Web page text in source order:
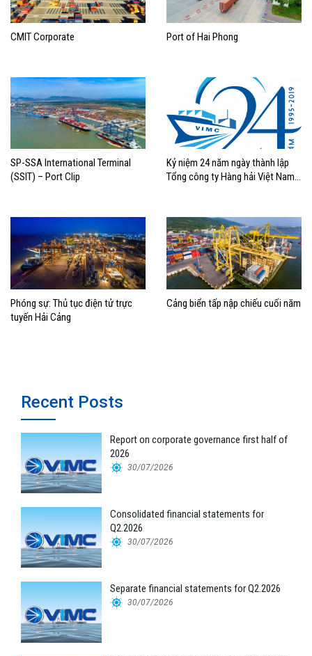
CMIT Corporate Port of Hai Phong
SP-SSA International Terminal
(SSIT) – Port Clip
Kỷ niệm 24 năm ngày thành lập
Tổng công ty Hàng hải Việt Nam
Phóng sự: Thủ tục điện tử trực
tuyến Hải Cảng
Cảng biển tấp nập chiếu cuối năm
Recent Posts
Report on corporate governance first half of
2026
30/07/2026
Consolidated financial statements for
Q2.2026
30/07/2026
Separate financial statements for Q2.2026
30/07/2026